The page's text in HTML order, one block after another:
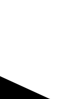
Set